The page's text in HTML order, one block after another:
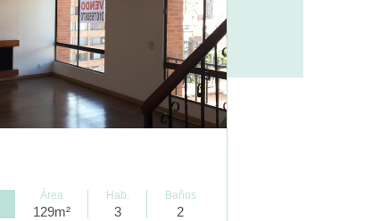
Área
129m²
Hab.
3
Baños
2